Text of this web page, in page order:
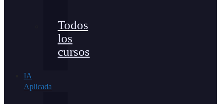
Todos
los
cursos
IA
Aplicada